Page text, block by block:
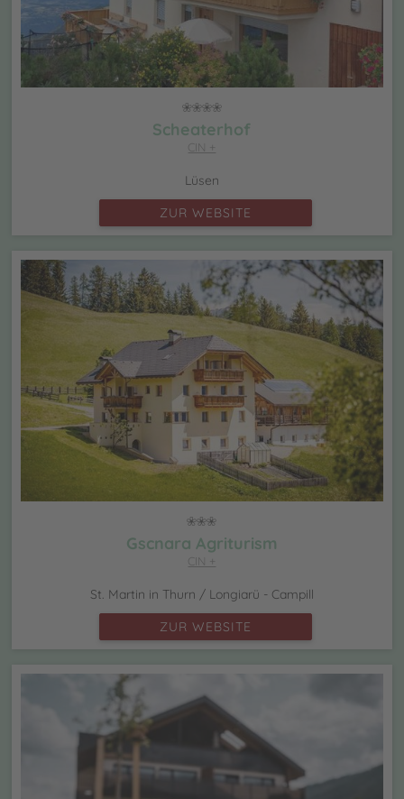
Scheaterhof
CIN +
Lüsen
ZUR WEBSITE
Gscnara Agriturism
CIN +
St. Martin in Thurn / Longiarü - Campill
ZUR WEBSITE